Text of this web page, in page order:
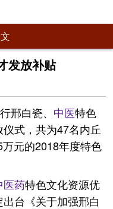
发放补贴
邢白瓷、 中医特色
式，共为47名内丘
元的2018年度特色
医药特色文化资源优
台《关于加强邢白